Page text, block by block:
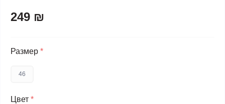
249 ₪
Размер *
46
Цвет *